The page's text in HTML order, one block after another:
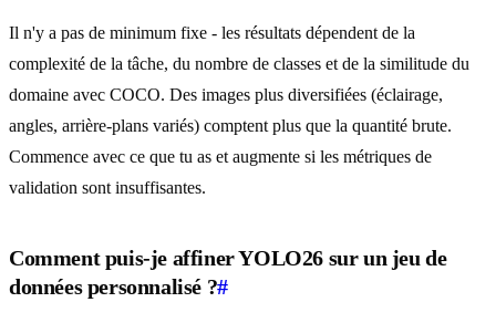
Il n'y a pas de minimum fixe - les résultats dépendent de la
complexité de la tâche, du nombre de classes et de la similitude du
domaine avec COCO. Des images plus diversifiées (éclairage,
angles, arrière-plans variés) comptent plus que la quantité brute.
Commence avec ce que tu as et augmente si les métriques de
validation sont insuffisantes.
Comment puis-je affiner YOLO26 sur un jeu de
données personnalisé ?#